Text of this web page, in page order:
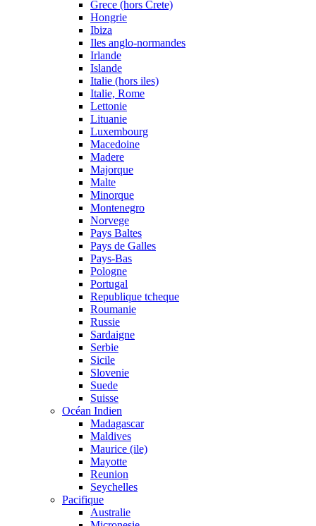
Grece (hors Crete)
Hongrie
Ibiza
Iles anglo-normandes
Irlande
Islande
Italie (hors iles)
Italie, Rome
Lettonie
Lituanie
Luxembourg
Macedoine
Madere
Majorque
Malte
Minorque
Montenegro
Norvege
Pays Baltes
Pays de Galles
Pays-Bas
Pologne
Portugal
Republique tcheque
Roumanie
Russie
Sardaigne
Serbie
Sicile
Slovenie
Suede
Suisse
Océan Indien
Madagascar
Maldives
Maurice (ile)
Mayotte
Reunion
Seychelles
Pacifique
Australie